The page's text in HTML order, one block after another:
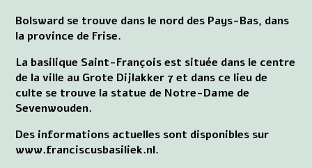
Bolsward se trouve dans le nord des Pays-Bas, dans
la province de Frise.
La basilique Saint-François est située dans le centre
de la ville au Grote Dijlakker 7 et dans ce lieu de
culte se trouve la statue de Notre-Dame de
Sevenwouden.
Des informations actuelles sont disponibles sur
www.franciscusbasiliek.nl.